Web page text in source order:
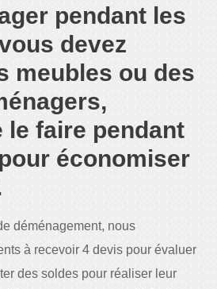
pendant les
devez
meubles ou des
le faire pendant
économiser
déménagement, nous
à recevoir 4 devis pour évaluer
des soldes pour réaliser leur